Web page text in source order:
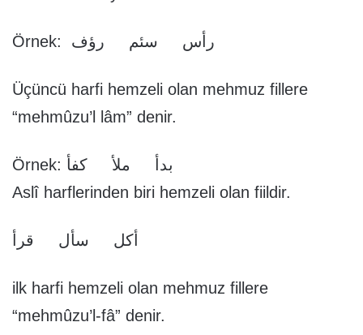
Örnek: رأس سئم رؤف
Üçüncü harfi hemzeli olan mehmuz fillere
“mehmûzu’l lâm” denir.
Örnek: بدأ ملأ كفأ
Aslî harflerinden biri hemzeli olan fiildir.
أكل سأل قرأ
ilk harfi hemzeli olan mehmuz fillere
“mehmûzu’l-fâ” denir.